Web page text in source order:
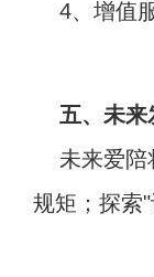
4、增值
五、未
未来爱
规矩；探索